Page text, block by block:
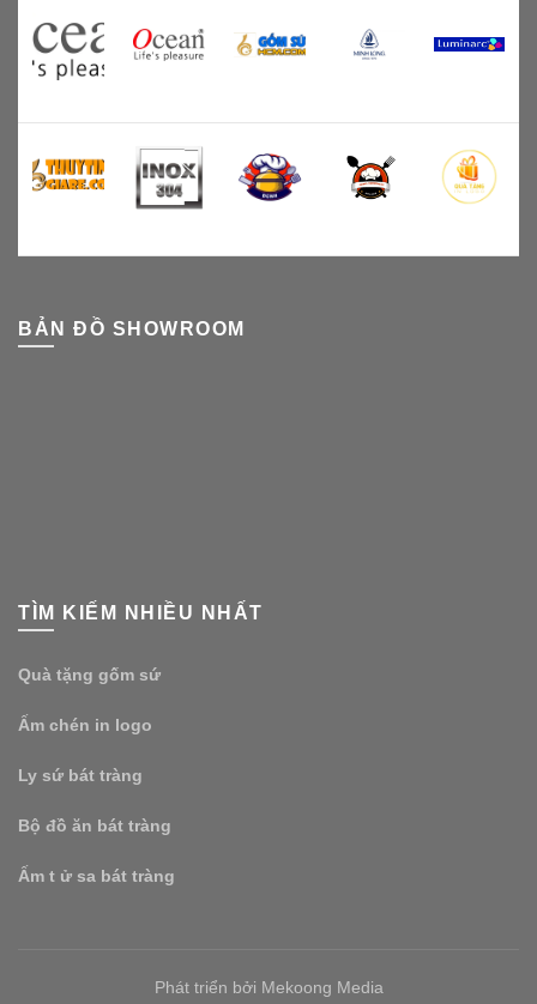
BẢN ĐỒ SHOWROOM
TÌM KIẾM NHIỀU NHẤT
Quà tặng gốm sứ
Ấm chén in logo
Ly sứ bát tràng
Bộ đồ ăn bát tràng
Ấm t ử sa bát tràng
Phát triển bởi Mekoong Media